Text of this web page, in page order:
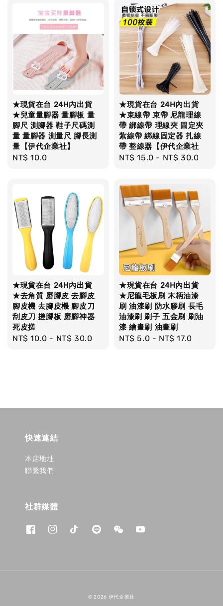
★現貨在台 24H內出貨
★兒童量腳器 量腳板 量
腳尺 測腳器 鞋子尺碼測
量 量腳器 測量尺 腳長測
量【伊代企業社】
Regular
NT$ 10.0
★現貨在台 24H內出貨
★束線帶 束帶 尼龍理線
帶 綁線帶 理線夾 固定夾
紮線帶 綁線固定器 扎線
帶 整線器【伊代企業社
Regular
NT$ 15.0 - NT$ 30.0
★現貨在台 24H內出貨
★去角質 磨腳皮 去腳皮
腳皮機 去腳皮機 腳皮刀
刮皮刀 搓腳板 磨腳神器
死皮搓
Regular
NT$ 10.0 - NT$ 30.0
★現貨在台 24H內出貨
★尼龍毛板刷 木柄油漆
刷 油漆刷 防水膠刷 長毛
油漆刷 刷子 五金刷 刷油
漆 繪畫刷 油畫刷
Regular
NT$ 5.0 - NT$ 17.0
快速連結
本店地址
聯繫我們
社群媒體
© 2026 伊代企業社